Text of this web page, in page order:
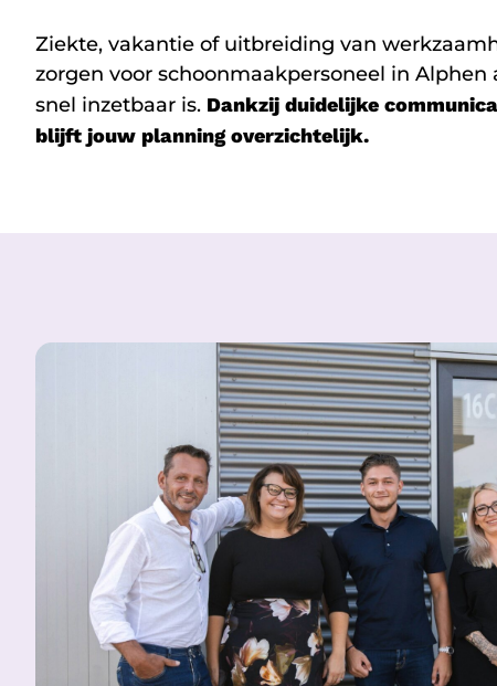
Ziekte, vakantie of uitbreiding van
zorgen voor schoonmaakpersoneel in Alphen
snel inzetbaar is. Dankzij duidelijke
blijft jouw planning overzichtelijk.